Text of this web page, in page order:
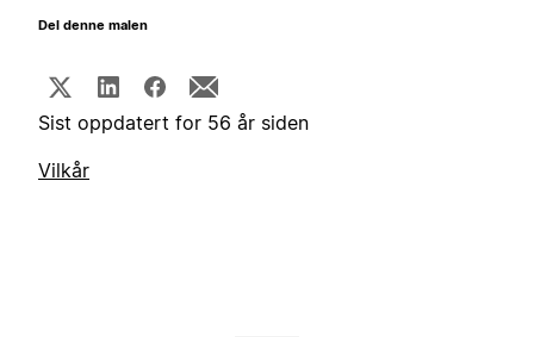
Del denne malen
Sist oppdatert for 56 år siden
Vilkår